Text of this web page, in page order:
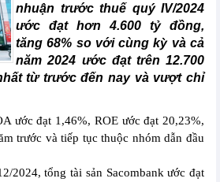
nhuận trước thuế quý IV/2024
ước đạt hơn 4.600 tỷ đồng,
tăng 68% so với cùng kỳ và cả
năm 2024 ước đạt trên 12.700
từ trước đến nay và vượt chỉ
ước đạt 1,46%, ROE ước đạt 20,23%,
trước và tiếp tục thuộc nhóm dẫn đầu
2024, tổng tài sản Sacombank ước đạt